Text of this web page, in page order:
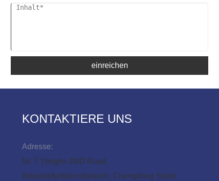
einreichen
KONTAKTIERE UNS
Adresse:
Nr. 7 Yonghe 2ND Road,
Industriefunktionsbereich, Chengdong Street